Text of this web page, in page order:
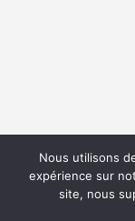
Vaniseo
En savoir plus
Nous utilisons
expérience sur
site, nous